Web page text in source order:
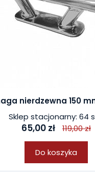
nierdzewna 150
Sklep stacjonarny: 64
65,00 zł 119,00 zł
Do koszyka